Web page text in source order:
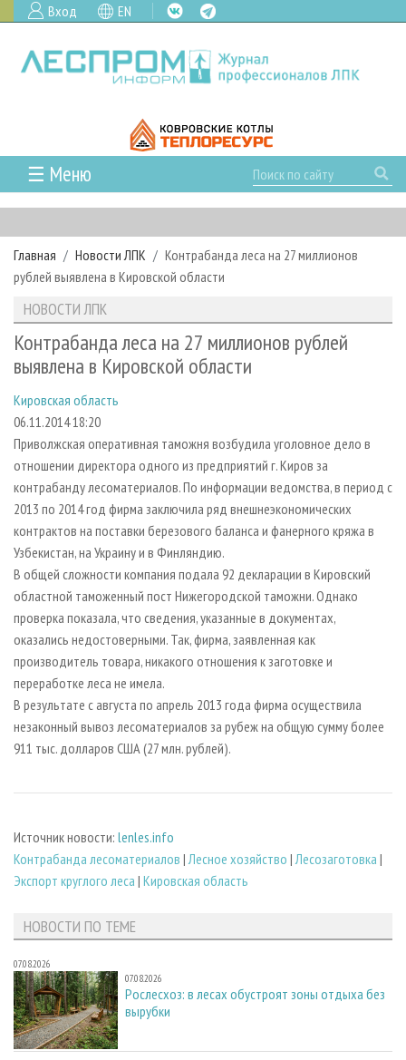
Вход EN
☰ Меню
ГЛАВНАЯ
РУБРИКИ И ТЕМЫ
РУБРИКИ ЖУРНАЛА
ЛЕСОЗАГОТОВКА
ЛЕСОПИЛЕНИЕ
СУШКА ДРЕВЕСИНЫ
ПРОИЗВОДСТВО ДРЕВЕСНЫХ ПЛИТ
ДЕРЕВЯННОЕ ДОМОСТРОЕНИЕ
ПРОИЗВОДСТВО МЕБЕЛИ
БИОЭНЕРГЕТИКА
ЦБП
ИНСТРУМЕНТ И МАТЕРИАЛЫ
НОВОСТИ
НОВОСТИ ЛПК
НОВОСТИ ЖУРНАЛА
ПРОЕКТЫ ЛПИ
АНАЛИТИКА
ПРЕДПРИЯТИЯ ЛПК
ПЕРСОНЫ
МОБИЛЬНЫЕ ВЫСТАВКИ
ОФИЦИАЛЬНЫЕ ДЕЛЕГАЦИИ
ПРИОРИТЕТНЫЕ ИНВЕСТПРОЕКТЫ
RUSSIAN FORESTRY REVIEW
ГАЗЕТА ЛЕСПРОМФОРУМ
БИБЛИОТЕКА СПЕЦИАЛИСТА
АРХИВ ЖУРНАЛОВ
СТАТЬИ
О ЖУРНАЛЕ
ПОДПИСКА
КОНТАКТЫ
РЕКЛАМОДАТЕЛЯМ
РЕКЛАМА
РЕКЛАМА НА САЙТЕ
Главная Новости ЛПК
Контрабанда леса на 27 миллионов
рублей выявлена в Кировской области
НОВОСТИ ЛПК
Контрабанда леса на 27 миллионов рублей
выявлена в Кировской области
Кировская область
06.11.2014 18:20
Приволжская оперативная таможня возбудила уголовное дело в
отношении директора одного из предприятий г. Киров за
контрабанду лесоматериалов. По информации ведомства, в период с
2013 по 2014 год фирма заключила ряд внешнеэкономических
контрактов на поставки березового баланса и фанерного кряжа в
Узбекистан, на Украину и в Финляндию.
В общей сложности компания подала 92 декларации в Кировский
областной таможенный пост Нижегородской таможни. Однако
проверка показала, что сведения, указанные в документах,
оказались недостоверными. Так, фирма, заявленная как
производитель товара, никакого отношения к заготовке и
переработке леса не имела.
В результате с августа по апрель 2013 года фирма осуществила
незаконный вывоз лесоматериалов за рубеж на общую сумму более
911 тыс. долларов США (27 млн. рублей).
Источник новости: lenles.info
Контрабанда лесоматериалов |Лесное хозяйство |Лесозаготовка |
Экспорт круглого леса | Кировская область
НОВОСТИ ПО ТЕМЕ
07.08.2026
07.08.2026
Рослесхоз: в лесах обустроят зоны отдыха без
вырубки